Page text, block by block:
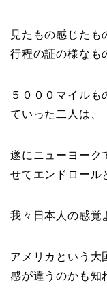
見たもの感じたも
行程の証の様なも
５０００マイル
ていった二人は、
遂にニューヨーク
せてエンドロール
我々日本人の感覚
アメリカという大
感が違うのかも知